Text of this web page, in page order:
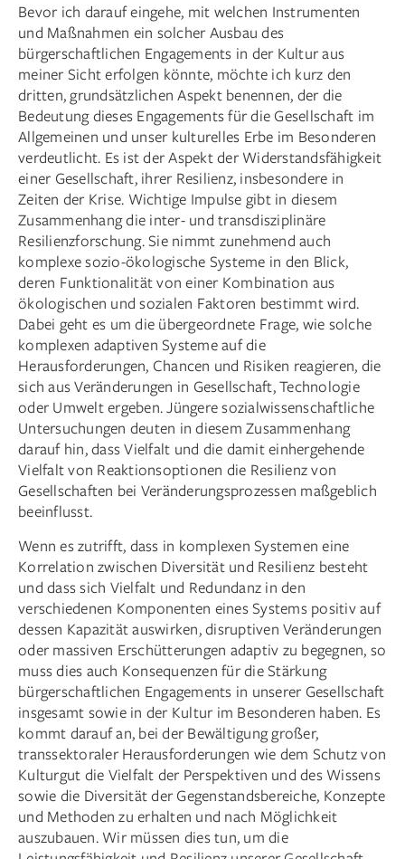
Bevor ich darauf eingehe, mit welchen Instrumenten
und Maßnahmen ein solcher Ausbau des
bürgerschaftlichen Engagements in der Kultur aus
meiner Sicht erfolgen könnte, möchte ich kurz den
dritten, grundsätzlichen Aspekt benennen, der die
Bedeutung dieses Engagements für die Gesellschaft im
Allgemeinen und unser kulturelles Erbe im Besonderen
verdeutlicht. Es ist der Aspekt der Widerstandsfähigkeit
einer Gesellschaft, ihrer Resilienz, insbesondere in
Zeiten der Krise. Wichtige Impulse gibt in diesem
Zusammenhang die inter- und transdisziplinäre
Resilienzforschung. Sie nimmt zunehmend auch
komplexe sozio-ökologische Systeme in den Blick,
deren Funktionalität von einer Kombination aus
ökologischen und sozialen Faktoren bestimmt wird.
Dabei geht es um die übergeordnete Frage, wie solche
komplexen adaptiven Systeme auf die
Herausforderungen, Chancen und Risiken reagieren, die
sich aus Veränderungen in Gesellschaft, Technologie
oder Umwelt ergeben. Jüngere sozialwissenschaftliche
Untersuchungen deuten in diesem Zusammenhang
darauf hin, dass Vielfalt und die damit einhergehende
Vielfalt von Reaktionsoptionen die Resilienz von
Gesellschaften bei Veränderungsprozessen maßgeblich
beeinflusst.
Wenn es zutrifft, dass in komplexen Systemen eine
Korrelation zwischen Diversität und Resilienz besteht
und dass sich Vielfalt und Redundanz in den
verschiedenen Komponenten eines Systems positiv auf
dessen Kapazität auswirken, disruptiven Veränderungen
oder massiven Erschütterungen adaptiv zu begegnen, so
muss dies auch Konsequenzen für die Stärkung
bürgerschaftlichen Engagements in unserer Gesellschaft
insgesamt sowie in der Kultur im Besonderen haben. Es
kommt darauf an, bei der Bewältigung großer,
transsektoraler Herausforderungen wie dem Schutz von
Kulturgut die Vielfalt der Perspektiven und des Wissens
sowie die Diversität der Gegenstandsbereiche, Konzepte
und Methoden zu erhalten und nach Möglichkeit
auszubauen. Wir müssen dies tun, um die